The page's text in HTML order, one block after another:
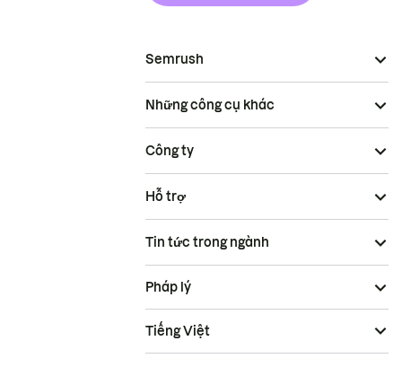
Semrush
Những công cụ khác
Công ty
Hỗ trợ
Tin tức trong ngành
Pháp lý
Tiếng Việt